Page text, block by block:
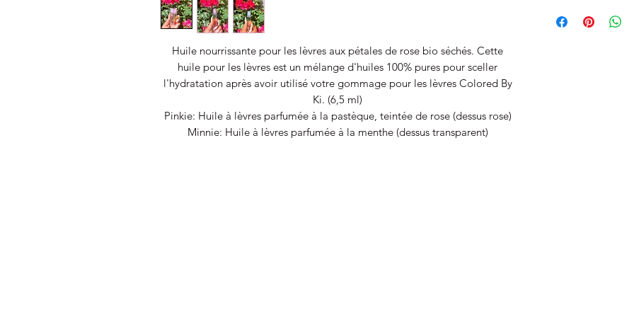
Huile nourrissante pour les lèvres aux pétales de rose bio séchés. Cette
huile pour les lèvres est un mélange d'huiles 100% pures pour sceller
l'hydratation après avoir utilisé votre gommage pour les lèvres Colored By
Ki. (6,5 ml)
Pinkie: Huile à lèvres parfumée à la pastèque, teintée de rose (dessus rose)
Minnie: Huile à lèvres parfumée à la menthe (dessus transparent)
Veuillez prévoir 3